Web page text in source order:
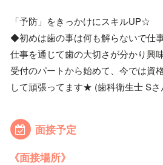
「予防」をきっかけにスキルUP☆
◆初めは歯の事は何も解らないで仕
仕事を通じて歯の大切さが分かり興
受付のパートから始めて、今では資
して頑張ってます★ (歯科衛生士 Sさ
面接予定
《面接場所》